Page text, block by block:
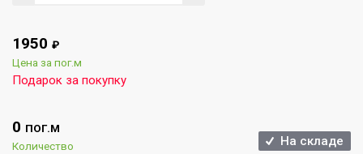
1950 ₽
Цена за пог.м
Подарок за покупку
0 ПОГ.М
Количество На складе